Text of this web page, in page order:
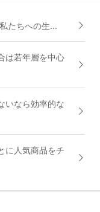
たちへの生...
は若年層を中心
いなら効率的な
に人気商品をチ